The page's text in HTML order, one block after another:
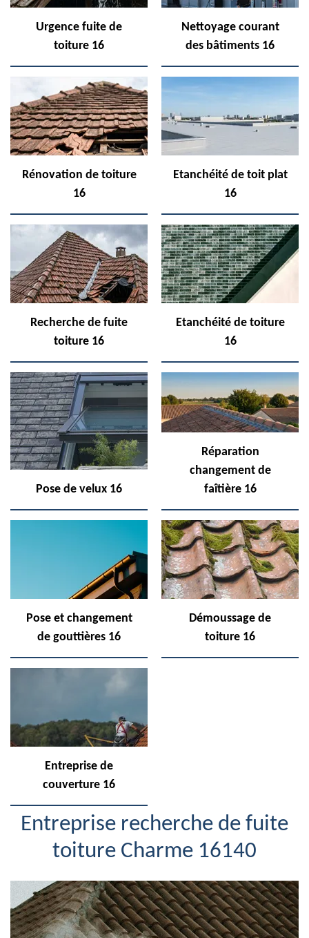
Urgence fuite de
toiture 16
Nettoyage courant
des bâtiments 16
Rénovation de toiture
16
Etanchéité de toit plat
16
Recherche de fuite
toiture 16
Etanchéité de toiture
16
Pose de velux 16
Réparation
changement de
faîtière 16
Pose et changement
de gouttières 16
Démoussage de
toiture 16
Entreprise de
couverture 16
Entreprise recherche de fuite
toiture Charme 16140